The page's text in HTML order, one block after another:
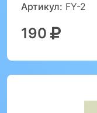
Артикул: FY-2
190